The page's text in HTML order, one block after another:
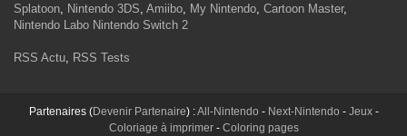
Splatoon
Nintendo 3DS Amiibo My Nintendo Cartoon Master,
Nintendo Labo Nintendo Switch 2
RSS Actu RSS Tests
Partenaires (Devenir Partenaire) :All-Nintendo - Next-Nintendo - Jeux-
Coloriage à imprimer- Coloring pages